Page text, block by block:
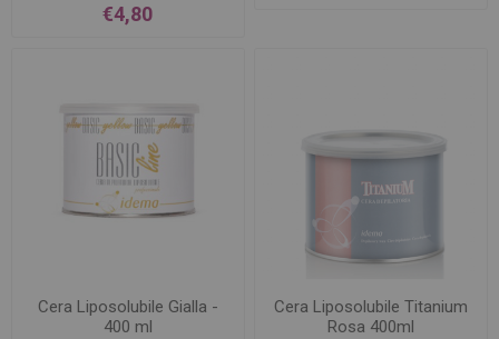
€4,80
Cera Liposolubile Gialla -
400 ml
Cera Liposolubile Titanium
Rosa 400ml